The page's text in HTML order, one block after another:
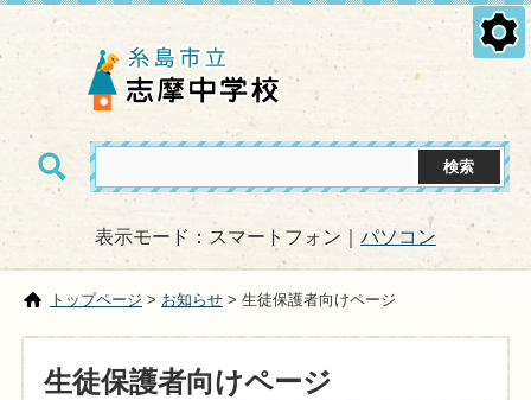
表示モード：スマートフォン｜ パソコン
トップページ > お知らせ> 生徒保護者向けページ
生徒保護者向けページ